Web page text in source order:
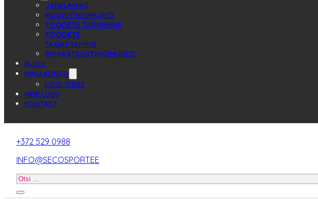
JÄRELMAKS
MÜÜGITINGIMUSED
TOODETE TARNIMINE
TOODETE
TAGASTAMINE
PRIVAATSUSTINGIMUSED
BLOGI
MINU KONTO
LOGI SISSE
MEIE LUGU
KONTAKT
+372 529 0988
INFO@SECOSPORT.EE
Otsi